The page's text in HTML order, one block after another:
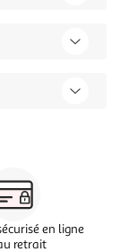
en ligne
retrait